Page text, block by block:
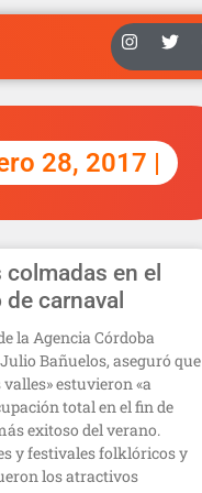
28, 2017 |
colmadas en el
carnaval
la Agencia Córdoba
Bañuelos, aseguró que
valles» estuvieron «a
total en el fin de
exitoso del verano.
y festivales folklóricos y
los atractivos